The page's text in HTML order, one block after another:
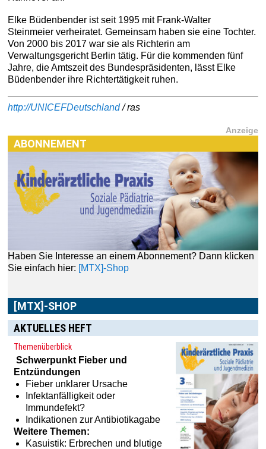
Elke Büdenbender ist seit 1995 mit Frank-Walter
Steinmeier verheiratet. Gemeinsam haben sie eine Tochter.
Von 2000 bis 2017 war sie als Richterin am
Verwaltungsgericht Berlin tätig. Für die kommenden fünf
Jahre, die Amtszeit des Bundespräsidenten, lässt Elke
Büdenbender ihre Richtertätigkeit ruhen.
http://UNICEFDeutschland/ ras
Anzeige
ABONNEMENT
Haben Sie Interesse an einem Abonnement? Dann klicken
Sie einfach hier: [MTX]-Shop
[MTX]-SHOP
AKTUELLES HEFT
Themenüberblick
Schwerpunkt Fieber und
Entzündungen
Fieber unklarer Ursache
Infektanfälligkeit oder
Immundefekt?
Indikationen zur Antibiotikagabe
Weitere Themen:
Kasuistik: Erbrechen und blutige